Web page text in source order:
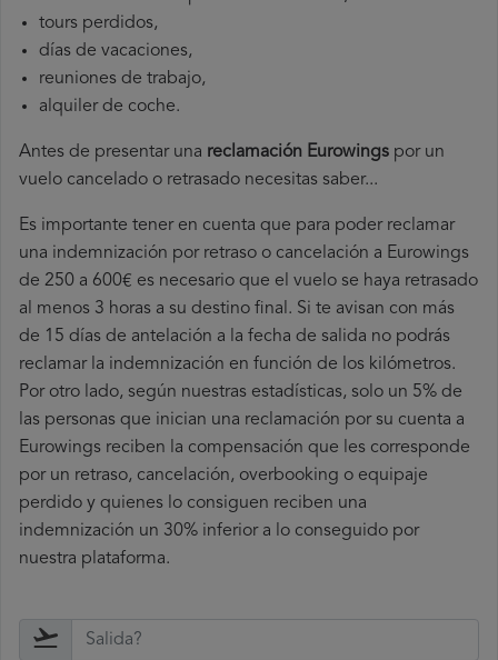
tours perdidos,
días de vacaciones,
reuniones de trabajo,
alquiler de coche.
Antes de presentar una reclamación Eurowings por un
vuelo cancelado o retrasado necesitas saber...
Es importante tener en cuenta que para poder reclamar
una indemnización por retraso o cancelación a Eurowings
de 250 a 600€ es necesario que el vuelo se haya retrasado
al menos 3 horas a su destino final. Si te avisan con más
de 15 días de antelación a la fecha de salida no podrás
reclamar la indemnización en función de los kilómetros.
Por otro lado, según nuestras estadísticas, solo un 5% de
las personas que inician una reclamación por su cuenta a
Eurowings reciben la compensación que les corresponde
por un retraso, cancelación, overbooking o equipaje
perdido y quienes lo consiguen reciben una
indemnización un 30% inferior a lo conseguido por
nuestra plataforma.